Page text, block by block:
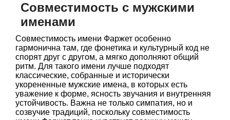
Совместимость с мужскими
именами
Совместимость имени Фаржет особенно
гармонична там, где фонетика и культурный код не
спорят друг с другом, а мягко дополняют общий
ритм. Для такого имени лучше подходят
классические, собранные и исторически
укорененные мужские имена, в которых есть
уважение к форме, ясность звучания и внутренняя
устойчивость. Важна не только симпатия, но и
созвучие традиций, поскольку совместимость